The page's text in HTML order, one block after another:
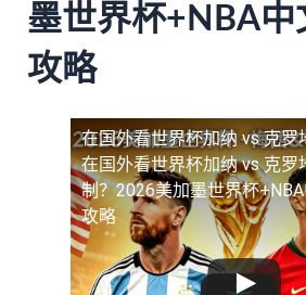
墨世界杯+NBA中
攻略
在国外看世界杯加纳 vs 克罗
在国外看世界杯加纳 vs 克罗
制？2026美加墨世界杯
攻略